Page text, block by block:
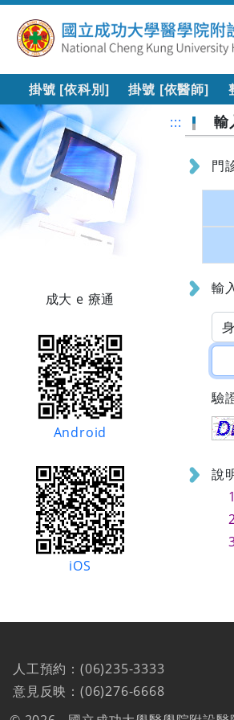
掛號 [依科別] 掛號 [依醫師]
成大 e 療通
Android
iOS
::: 輸
門
輸
驗
說
人工預約：(06)235-3333
意見反映：(06)276-6668